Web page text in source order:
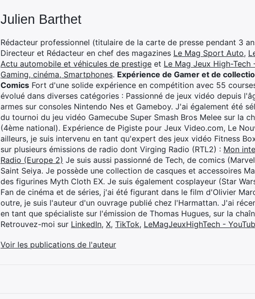
Julien Barthet
Rédacteur professionnel (titulaire de la carte de presse pendant 3
Directeur et Rédacteur en chef des magazines Le Mag Sport Auto,
Actu automobile et véhicules de prestige et Le Mag Jeux High-Tech
Gaming, cinéma, Smartphones. Expérience de Gamer et de
Comics Fort d'une solide expérience en compétition avec 55
évolué dans diverses catégories : Passionné de jeux vidéo depuis
armes sur consoles Nintendo Nes et Gameboy. J'ai également été
du tournoi du jeu vidéo Gamecube Super Smash Bros Melee sur la
(4ème national). Expérience de Pigiste pour Jeux Video.com, Le
ailleurs, je suis intervenu en tant qu'expert des jeux vidéo Fitness
sur plusieurs émissions de radio dont Virging Radio (RTL2) : Mon
Radio (Europe 2) Je suis aussi passionné de Tech, de comics
Saint Seiya. Je possède une collection de casques et accessoires
des figurines Myth Cloth EX. Je suis également cosplayeur (Star
Fan de cinéma et de séries, j'ai été figurant dans le film d'Olivier
outre, je suis l'auteur d'un ouvrage publié chez l'Harmattan. J'ai
en tant que spécialiste sur l'émission de Thomas Hugues, sur la
Retrouvez-moi sur LinkedIn, X, TikTok, LeMagJeuxHighTech -
Voir les publications de l'auteur